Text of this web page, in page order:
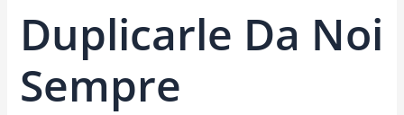
Duplicarle Da Noi
Sempre